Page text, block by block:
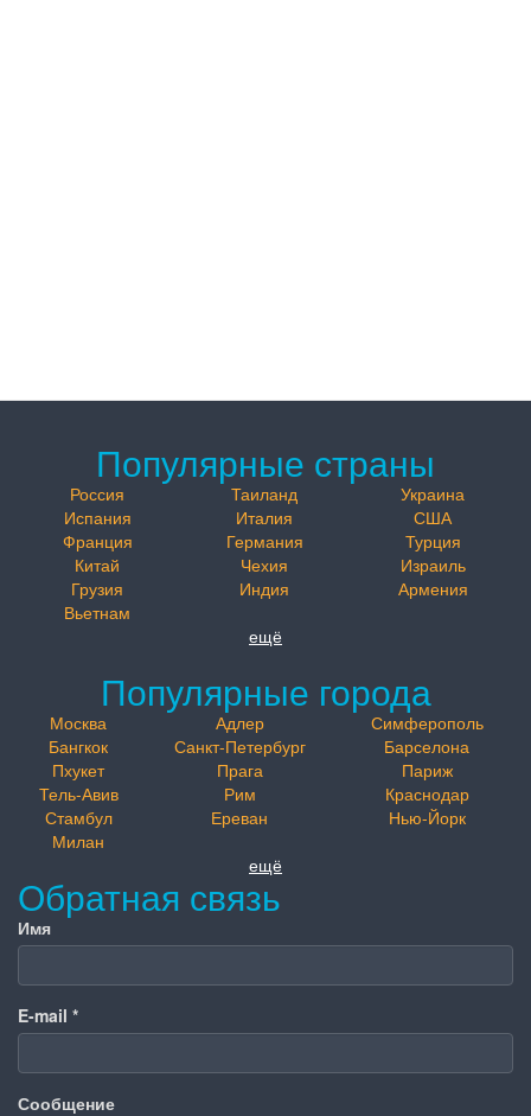
Популярные страны
Россия Таиланд
Украина
Испания
Италия
США
Франция
Германия
Турция
Китай
Чехия
Израиль
Грузия
Индия
Армения
Вьетнам
ещё
Популярные города
Москва Адлер
Симферополь
Бангкок
Санкт-Петербург
Барселона
Пхукет
Прага
Париж
Тель-Авив
Рим
Краснодар
Стамбул
Ереван
Нью-Йорк
Милан
ещё
Обратная связь
Имя
E-mail *
Сообщение